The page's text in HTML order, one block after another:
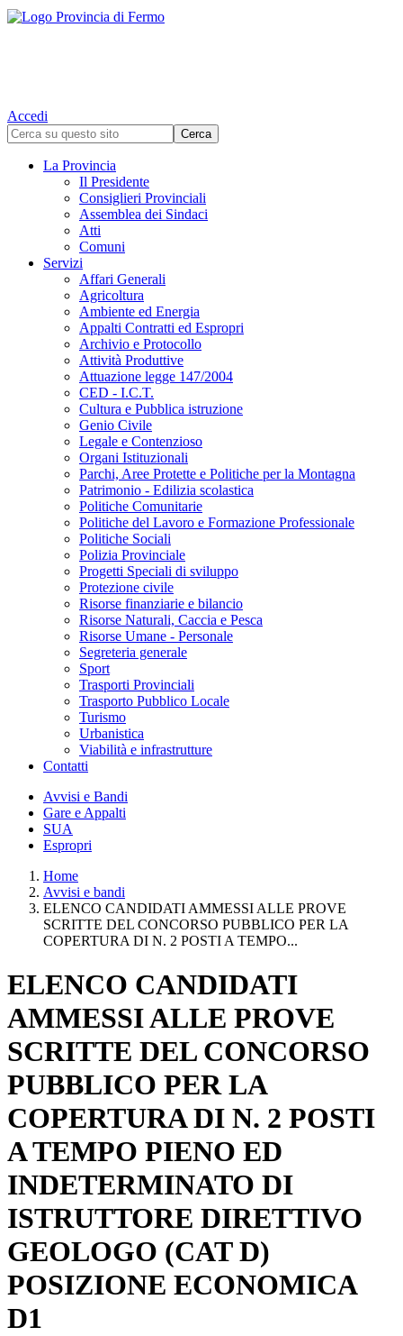
Accedi
La Provincia
Il Presidente
Consiglieri Provinciali
Assemblea dei Sindaci
Atti
Comuni
Servizi
Affari Generali
Agricoltura
Ambiente ed Energia
Appalti Contratti ed Espropri
Archivio e Protocollo
Attività Produttive
Attuazione legge 147/2004
CED - I.C.T.
Cultura e Pubblica istruzione
Genio Civile
Legale e Contenzioso
Organi Istituzionali
Parchi, Aree Protette e Politiche per la Montagna
Patrimonio - Edilizia scolastica
Politiche Comunitarie
Politiche del Lavoro e Formazione Professionale
Politiche Sociali
Polizia Provinciale
Progetti Speciali di sviluppo
Protezione civile
Risorse finanziarie e bilancio
Risorse Naturali, Caccia e Pesca
Risorse Umane - Personale
Segreteria generale
Sport
Trasporti Provinciali
Trasporto Pubblico Locale
Turismo
Urbanistica
Viabilità e infrastrutture
Contatti
Avvisi e Bandi
Gare e Appalti
SUA
Espropri
Home
Avvisi e bandi
ELENCO CANDIDATI AMMESSI ALLE PROVE
SCRITTE DEL CONCORSO PUBBLICO PER LA
COPERTURA DI N. 2 POSTI A TEMPO...
ELENCO CANDIDATI
AMMESSI ALLE PROVE
SCRITTE DEL CONCORSO
PUBBLICO PER LA
COPERTURA DI N. 2 POSTI
A TEMPO PIENO ED
INDETERMINATO DI
ISTRUTTORE DIRETTIVO
GEOLOGO (CAT D)
POSIZIONE ECONOMICA
D1